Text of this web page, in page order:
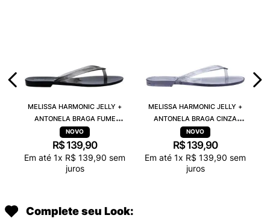
MELISSA HARMONIC JELLY +
ANTONELA BRAGA FUME
TRANSPARENTE 38263
R$ 139,90
Em até 1x R$ 139,90 sem
juros
MELISSA HARMONIC JELLY +
ANTONELA BRAGA CINZA
TRANSPARENTE 38263
R$ 139,90
Em até 1x R$ 139,90 sem
juros
Complete seu Look: